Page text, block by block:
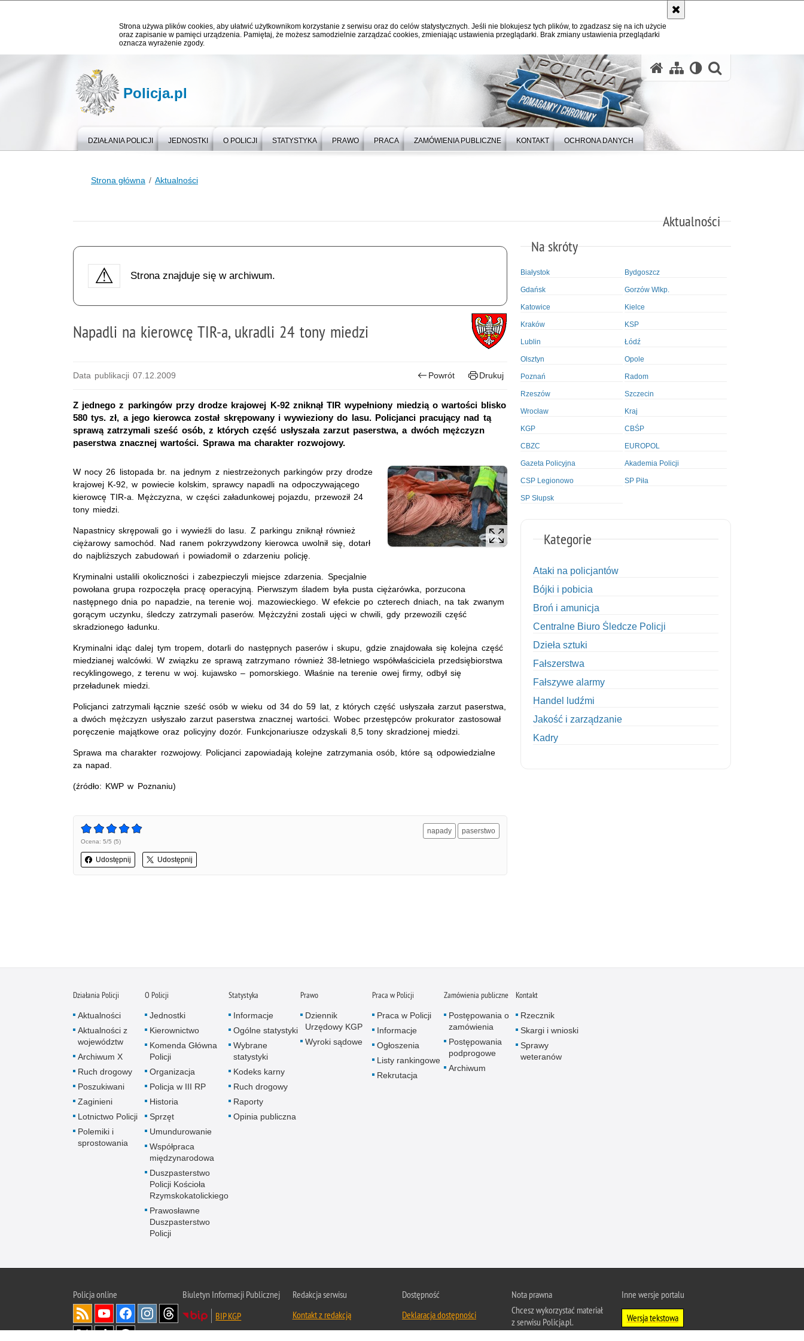
Strona używa plików cookies, aby ułatwić użytkownikom korzystanie z serwisu oraz do celów statystycznych. Jeśli nie blokujesz tych plików, to zgadzasz się na ich użycie
oraz zapisanie w pamięci urządzenia. Pamiętaj, że możesz samodzielnie zarządzać cookies, zmieniając ustawienia przeglądarki. Brak zmiany ustawienia przeglądarki
oznacza wyrażenie zgody.
Policja.pl
DZIAŁANIA POLICJI JEDNOSTKI O POLICJI STATYSTYKA PRAWO PRACA ZAMÓWIENIA PUBLICZNE KONTAKT OCHRONA DANYCH
Strona główna Aktualności
Aktualności
Strona znajduje się w archiwum.
Napadli na kierowcę TIR-a, ukradli 24 tony miedzi
Data publikacji 07.12.2009 Powrót Drukuj
Z jednego z parkingów przy drodze krajowej K-92 zniknął TIR wypełniony miedzią o wartości blisko
580 tys. zł, a jego kierowca został skrępowany i wywieziony do lasu. Policjanci pracujący nad tą
sprawą zatrzymali sześć osób, z których część usłyszała zarzut paserstwa, a dwóch mężczyzn
paserstwa znacznej wartości. Sprawa ma charakter rozwojowy.
W nocy 26 listopada br. na jednym z niestrzeżonych parkingów przy drodze
krajowej K-92, w powiecie kolskim, sprawcy napadli na odpoczywającego
kierowcę TIR-a. Mężczyzna, w części załadunkowej pojazdu, przewoził 24
tony miedzi.
Napastnicy skrępowali go i wywieźli do lasu. Z parkingu zniknął również
ciężarowy samochód. Nad ranem pokrzywdzony kierowca uwolnił się, dotarł
do najbliższych zabudowań i powiadomił o zdarzeniu policję.
Kryminalni ustalili okoliczności i zabezpieczyli miejsce zdarzenia. Specjalnie
powołana grupa rozpoczęła pracę operacyjną. Pierwszym śladem była pusta ciężarówka, porzucona
następnego dnia po napadzie, na terenie woj. mazowieckiego. W efekcie po czterech dniach, na tak zwanym
gorącym uczynku, śledczy zatrzymali paserów. Mężczyźni zostali ujęci w chwili, gdy przewozili część
skradzionego ładunku.
Kryminalni idąc dalej tym tropem, dotarli do następnych paserów i skupu, gdzie znajdowała się kolejna część
miedzianej walcówki. W związku ze sprawą zatrzymano również 38-letniego współwłaściciela przedsiębiorstwa
recyklingowego, z terenu w woj. kujawsko – pomorskiego. Właśnie na terenie owej firmy, odbył się
przeładunek miedzi.
Policjanci zatrzymali łącznie sześć osób w wieku od 34 do 59 lat, z których część usłyszała zarzut paserstwa,
a dwóch mężczyzn usłyszało zarzut paserstwa znacznej wartości. Wobec przestępców prokurator zastosował
poręczenie majątkowe oraz policyjny dozór. Funkcjonariusze odzyskali 8,5 tony skradzionej miedzi.
Sprawa ma charakter rozwojowy. Policjanci zapowiadają kolejne zatrzymania osób, które są odpowiedzialne
za napad.
(źródło: KWP w Poznaniu)
Ocena: 5/5 (5)
Udostępnij Udostępnij
napady paserstwo
Na skróty
Białystok Bydgoszcz
Gdańsk Gorzów Wlkp.
Katowice Kielce
Kraków KSP
Lublin Łódź
Olsztyn Opole
Poznań Radom
Rzeszów Szczecin
Wrocław Kraj
KGP CBŚP
CBZC EUROPOL
Gazeta Policyjna Akademia Policji
CSP Legionowo SP Piła
SP Słupsk
Kategorie
Ataki na policjantów
Bójki i pobicia
Broń i amunicja
Centralne Biuro Śledcze Policji
Dzieła sztuki
Fałszerstwa
Fałszywe alarmy
Handel ludźmi
Jakość i zarządzanie
Kadry
Nietrzeźwi opiekunowie
Nietrzeźwi pracownicy
Niszczenie mienia
Nowoczesne technologie w pracy Policji
Pożary i podpalenia
Pranie brudnych pieniędzy
Prawa człowieka
Działania Policji
Aktualności
Aktualności z
województw
Archiwum X
Ruch drogowy
Poszukiwani
Zaginieni
Lotnictwo Policji
Polemiki i
sprostowania
O Policji
Jednostki
Kierownictwo
Komenda Główna
Policji
Organizacja
Policja w III RP
Historia
Sprzęt
Umundurowanie
Współpraca
międzynarodowa
Duszpasterstwo
Policji Kościoła
Rzymskokatolickiego
Prawosławne
Duszpasterstwo
Policji
Statystyka
Informacje
Ogólne statystyki
Wybrane
statystyki
Kodeks karny
Ruch drogowy
Raporty
Opinia publiczna
Prawo
Dziennik
Urzędowy KGP
Wyroki sądowe
Praca w Policji
Praca w Policji
Informacje
Ogłoszenia
Listy rankingowe
Rekrutacja
Zamówienia publiczne
Postępowania o
zamówienia
Postępowania
podprogowe
Archiwum
Kontakt
Rzecznik
Skargi i wnioski
Sprawy
weteranów
Policjaonline
Biuletyn Informacji Publicznej
BIP KGP
Redakcja serwisu
Kontakt z redakcją
Dostępność
Deklaracja dostępności
Nota prawna
Chcesz wykorzystać materiał
z serwisu Policja.pl.
Inne wersje portalu
Wersja tekstowa